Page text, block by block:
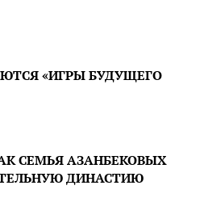
«ИГРЫ БУДУЩЕГО
СЕМЬЯ АЗАНБЕКОВЫХ
ДИНАСТИЮ